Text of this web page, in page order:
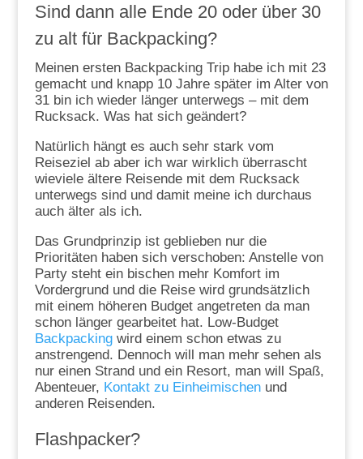
Sind dann alle Ende 20 oder über 30
zu alt für Backpacking?
Meinen ersten Backpacking Trip habe ich mit 23
gemacht und knapp 10 Jahre später im Alter von
31 bin ich wieder länger unterwegs – mit dem
Rucksack. Was hat sich geändert?
Natürlich hängt es auch sehr stark vom
Reiseziel ab aber ich war wirklich überrascht
wieviele ältere Reisende mit dem Rucksack
unterwegs sind und damit meine ich durchaus
auch älter als ich.
Das Grundprinzip ist geblieben nur die
Prioritäten haben sich verschoben: Anstelle von
Party steht ein bischen mehr Komfort im
Vordergrund und die Reise wird grundsätzlich
mit einem höheren Budget angetreten da man
schon länger gearbeitet hat. Low-Budget
Backpackingwird einem schon etwas zu
anstrengend. Dennoch will man mehr sehen als
nur einen Strand und ein Resort, man will Spaß,
Abenteuer, Kontakt zu Einheimischenund
anderen Reisenden.
Flashpacker?